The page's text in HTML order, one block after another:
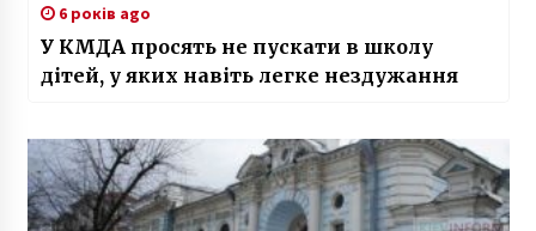
6 років ago
У КМДА просять не пускати в школу
дітей, у яких навіть легке нездужання